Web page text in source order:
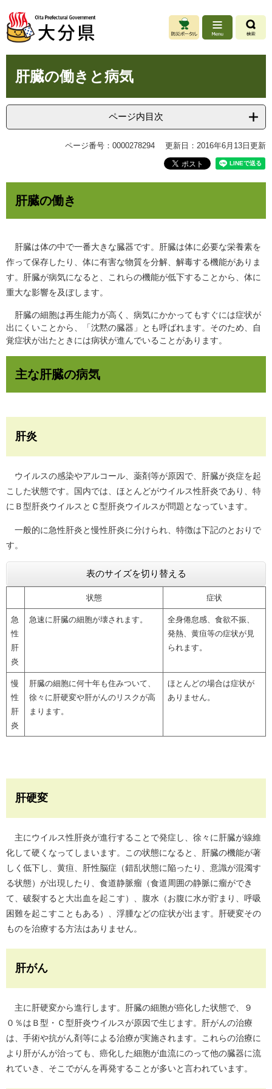
ジ
先
。
ュ
を
て
肝臓の働きと病気
ページ内目次
ページ番号：0000278294 更新日：2016年6月13日更新
肝臓の働き
肝臓は体の中で一番大きな臓器です。肝臓は体に必要な栄養素を
作って保存したり、体に有害な物質を分解、解毒する機能がありま
す。肝臓が病気になると、これらの機能が低下することから、体に
重大な影響を及ぼします。
肝臓の細胞は再生能力が高く、病気にかかってもすぐには症状が
出にくいことから、「沈黙の臓器」とも呼ばれます。そのため、自
覚症状が出たときには病状が進んでいることがあります。
主な肝臓の病気
肝炎
ウイルスの感染やアルコール、薬剤等が原因で、肝臓が炎症を起
こした状態です。国内では、ほとんどがウイルス性肝炎であり、特
にＢ型肝炎ウイルスとＣ型肝炎ウイルスが問題となっています。
一般的に急性肝炎と慢性肝炎に分けられ、特徴は下記のとおりで
す。
表のサイズを切り替える
状態 症状
急
性
肝
炎
急速に肝臓の細胞が壊されます。
全身倦怠感、食欲不振、
発熱、黄疸等の症状が見
られます。
慢
性
肝
炎
肝臓の細胞に何十年も住みついて、
徐々に肝硬変や肝がんのリスクが高
まります。
ほとんどの場合は症状が
ありません。
肝硬変
主にウイルス性肝炎が進行することで発症し、徐々に肝臓が線維
化して硬くなってしまいます。この状態になると、肝臓の機能が著
しく低下し、黄疸、肝性脳症（錯乱状態に陥ったり、意識が混濁す
る状態）が出現したり、食道静脈瘤（食道周囲の静脈に瘤ができ
て、破裂すると大出血を起こす）、腹水（お腹に水が貯まり、呼吸
困難を起こすこともある）、浮腫などの症状が出ます。肝硬変その
ものを治療する方法はありません。
肝がん
主に肝硬変から進行します。肝臓の細胞が癌化した状態で、９
０％はＢ型・Ｃ型肝炎ウイルスが原因で生じます。肝がんの治療
は、手術や抗がん剤等による治療が実施されます。これらの治療に
より肝がんが治っても、癌化した細胞が血流にのって他の臓器に流
れていき、そこでがんを再発することが多いと言われています。